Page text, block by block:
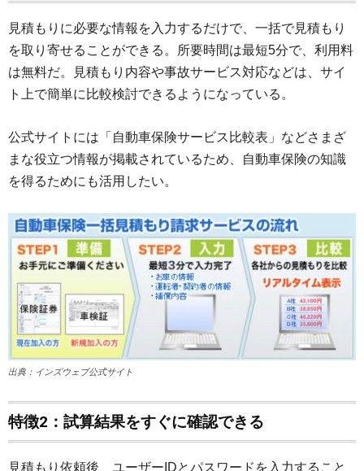
見積もりに必要な情報を入力するだけで、一括で見積もり
を取り寄せることができる。所要時間は最短5分で、利用料
は無料だ。見積もり内容や事故サービス対応などは、サイ
ト上で簡単に比較検討できるようになっている。
公式サイトには「自動車保険サービス比較表」などさまざ
まな役立つ情報が掲載されているため、自動車保険の知識
を得るためにも活用したい。
出典：インズウェブ公式サイト
特徴2：試算結果をすぐに確認できる
見積もり依頼後、ユーザーIDとパスワードを入力すること